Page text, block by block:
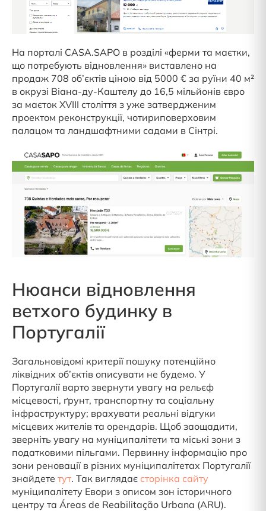
На порталі CASA.SAPO в розділі «ферми та маєтки,
що потребують відновлення» виставлено на
продаж 708 об’єктів ціною від 5000 € за руїни 40 м²
в окрузі Віана-ду-Каштелу до 16,5 мільйонів євро
за маєток XVIII століття з уже затвердженим
проектом реконструкції, чотириповерховим
палацом та ландшафтними садами в Сінтрі.
Нюанси відновлення
ветхого будинку в
Португалії
Загальновідомі критерії пошуку потенційно
ліквідних об’єктів описувати не будемо. У
Португалії варто звернути увагу на рельєф
місцевості, ґрунт, транспортну та соціальну
інфраструктуру; врахувати реальні відгуки
місцевих жителів та орендарів. Щоб заощадити,
зверніть увагу на муніципалітети та міські зони з
податковими пільгами. Первинну інформацію про
зони реновації в різних муніципалітетах Португалії
знайдете тут. Так виглядає сторінка сайту
муніципалітету Евори з описом зон історичного
центру та Áreas de Reabilitação Urbana (ARU).